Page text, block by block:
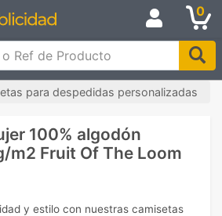
0
Ref de Producto
para despedidas personalizadas
100% algodón
m2 Fruit Of The Loom
y estilo con nuestras camisetas